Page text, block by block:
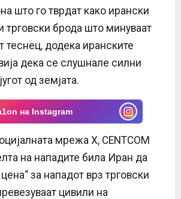
што го тврдат како ирански
трговски брода што минуваат
теснец, додека иранските
дека се слушнале силни
од земјата.
на Instagram
мрежа X, CENTCOM
на нападите била Иран да
за нападот врз трговски
цивили на